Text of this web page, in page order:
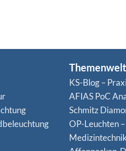
KS-Blog –
AFIAS PoC
Schmitz
OP-Leuchten